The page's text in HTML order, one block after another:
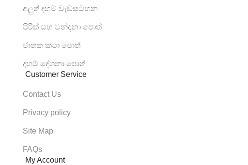
අලුත් දහම් වැඩසටහන
පිරිත් සහ වන්දනා පොත්
ජාතක කථා පොත්
දහම් දේශනා පොත්
Customer Service
Contact Us
Privacy policy
Site Map
FAQs
My Account